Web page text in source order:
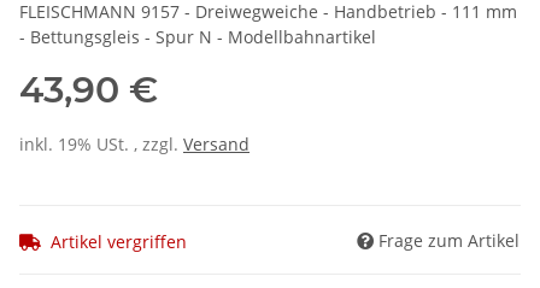
FLEISCHMANN 9157 - Dreiwegweiche - Handbetrieb - 111 mm
- Bettungsgleis - Spur N - Modellbahnartikel
43,90 €
inkl. 19% USt. , zzgl. Versand
Artikel vergriffen Frage zum Artikel